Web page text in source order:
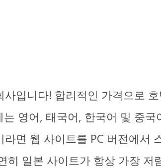
입니다! 합리적인 가격으로
영어, 태국어, 한국어 및 중
면 웹 사이트를 PC 버전에서
히 일본 사이트가 항상 가장 저